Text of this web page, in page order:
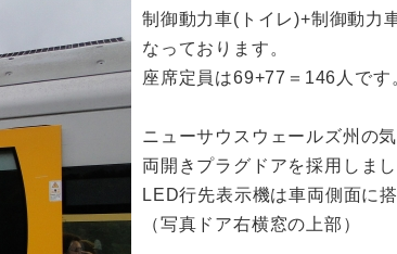
制御動力車(トイレ)+制御動力
なっております。
座席定員は69+77＝146人です
ニューサウスウェールズ州の
両開きプラグドアを採用しまし
LED行先表示機は車両側面に
（写真ドア右横窓の上部）